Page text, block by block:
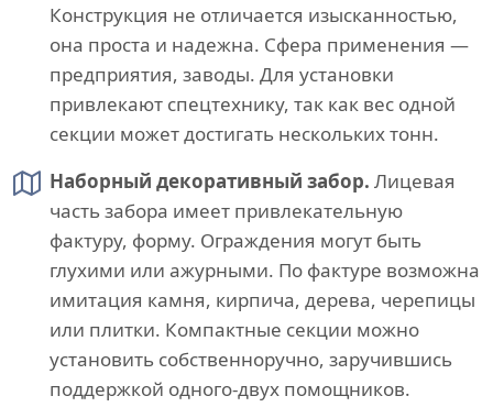
Конструкция не отличается изысканностью,
она проста и надежна. Сфера применения —
предприятия, заводы. Для установки
привлекают спецтехнику, так как вес одной
секции может достигать нескольких тонн.
Наборный декоративный забор. Лицевая
часть забора имеет привлекательную
фактуру, форму. Ограждения могут быть
глухими или ажурными. По фактуре возможна
имитация камня, кирпича, дерева, черепицы
или плитки. Компактные секции можно
установить собственноручно, заручившись
поддержкой одного-двух помощников.